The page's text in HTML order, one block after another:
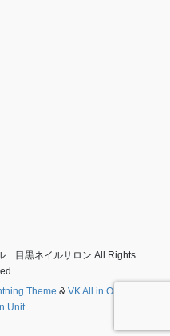
目黒ネイルサロン All Rights
Theme & VK All in One
Unit